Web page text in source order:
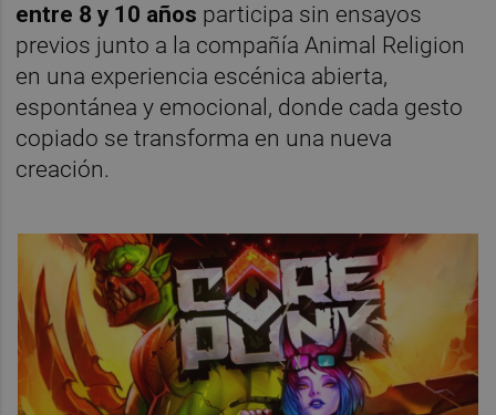
entre 8 y 10 años participa sin ensayos
previos junto a la compañía Animal Religion
en una experiencia escénica abierta,
espontánea y emocional, donde cada gesto
copiado se transforma en una nueva
creación.